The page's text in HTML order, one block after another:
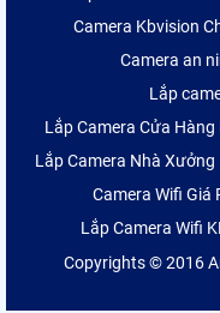
Camera Kbvision
Camera an
Lắp
Lắp Camera Cửa Hàng
Lắp Camera Nhà Xưởng
Camera Wifi Giá
Lắp Camera Wifi
Copyrights © 2016